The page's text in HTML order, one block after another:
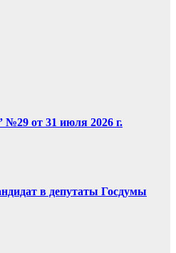
№29 от 31 июля 2026 г.
в депутаты Госдумы